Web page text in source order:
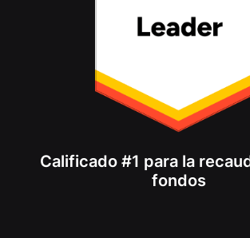
Calificado #1 para la
fondos